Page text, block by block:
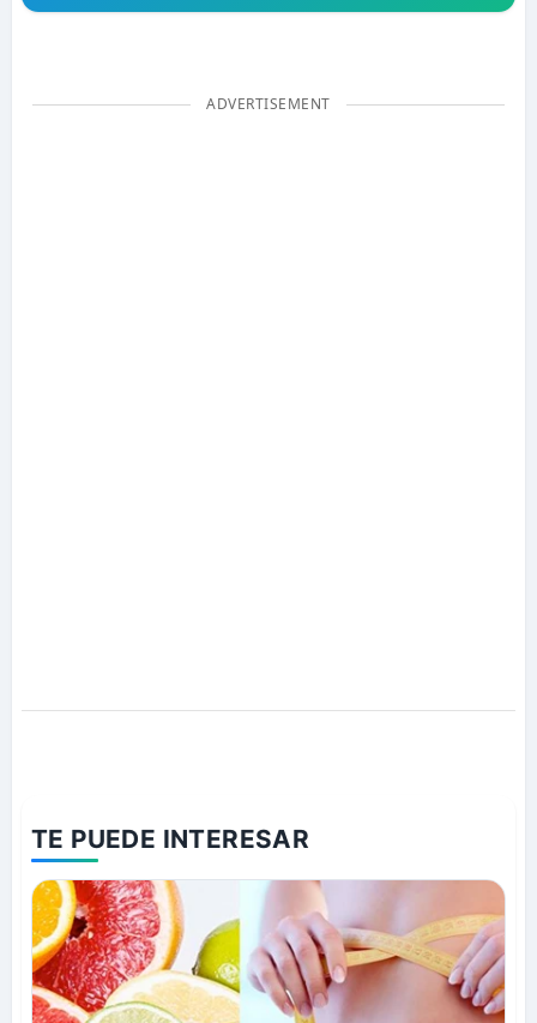
ADVERTISEMENT
TE PUEDE INTERESAR